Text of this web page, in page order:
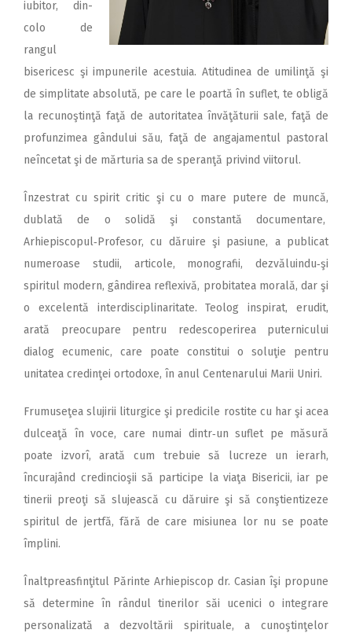
iubitor, din­
colo de
rangul
bisericesc şi impunerile acestuia. Atitudinea de umilinţă şi
de simplitate absolută, pe care le poartă în suflet, te obligă
la recunoştinţă faţă de autoritatea învăţăturii sale, faţă de
profunzimea gândului său, faţă de angajamentul pastoral
neîncetat şi de mărturia sa de speranţă privind viitorul.
Înzestrat cu spirit critic şi cu o mare putere de muncă,
dublată de o solidă şi constantă documentare,
Arhiepiscopul‑Profesor, cu dăruire şi pasiune, a publi­cat
numeroase studii, articole, monografii, dezvăluindu‑şi
spiritul modern, gândirea reflexivă, probitatea morală, dar şi
o excelentă interdisciplinaritate. Teolog inspi­rat, erudit,
arată preocupare pentru redescoperirea puternicului
dialog ecumenic, care poate constitui o soluţie pentru
unitatea credinţei ortodoxe, în anul Centenarului Marii Uniri.
Frumuseţea slujirii liturgice şi predicile rostite cu har şi acea
dulceaţă în voce, care numai dintr‑un suflet pe măsură
poate izvorî, arată cum trebuie să lucreze un ierarh,
încurajând credincioşii să participe la viaţa Bisericii, iar pe
tinerii preoţi să slujească cu dăruire şi să conştientizeze
spiritul de jertfă, fără de care misiunea lor nu se poate
împlini.
Înalt­preasfinţitul Părinte Arhiepiscop dr. Casian îşi propune
să determine în rândul tinerilor săi ucenici o integrare
personalizată a dezvoltării spirituale, a cunoştinţelor